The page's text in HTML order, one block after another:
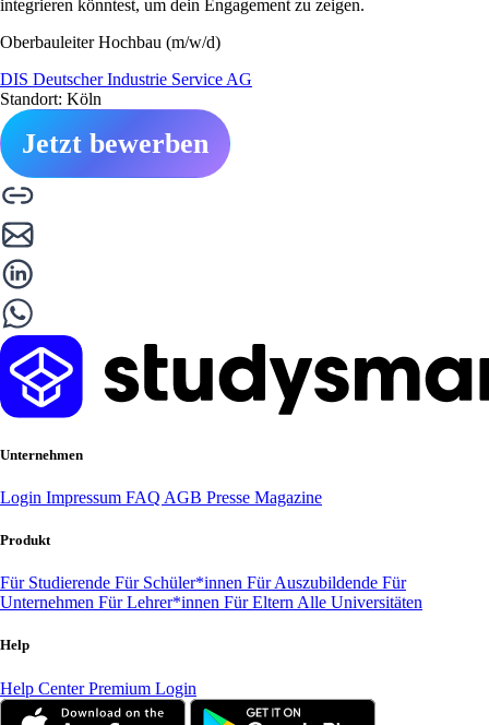
integrieren könntest, um dein Engagement zu zeigen.
Oberbauleiter Hochbau (m/w/d)
DIS Deutscher Industrie Service AG
Standort: Köln
Jetzt bewerben
Unternehmen
Login Impressum FAQ AGB Presse Magazine
Produkt
Für Studierende Für Schüler*innen Für Auszubildende Für
Unternehmen Für Lehrer*innen Für Eltern Alle Universitäten
Help
Help CenterPremium Login